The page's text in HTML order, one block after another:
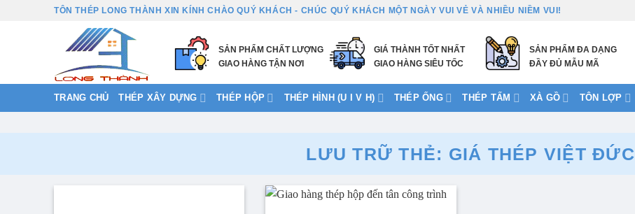
TÔN THÉP LONG THÀNH XIN KÍNH CHÀO QUÝ KHÁCH - CHÚC QUÝ KHÁCH MỘT NGÀY VUI VẺ VÀ NHIỀU NIỀM VUI!
SẢN PHẨM CHẤT LƯỢNG
GIAO HÀNG TẬN NƠI
GIÁ THÀNH TỐT NHẤT
GIAO HÀNG SIÊU TỐC
SẢN PHẨM ĐA DẠNG
ĐẦY ĐỦ MẪU MÃ
TRANG CHỦ THÉP XÂY DỰNG THÉP HỘP THÉP HÌNH (U I V H) THÉP ỐNG THÉP TẤM XÀ GỒ TÔN LỢP
LƯU TRỮ THẺ: GIÁ THÉP VIỆT ĐỨC